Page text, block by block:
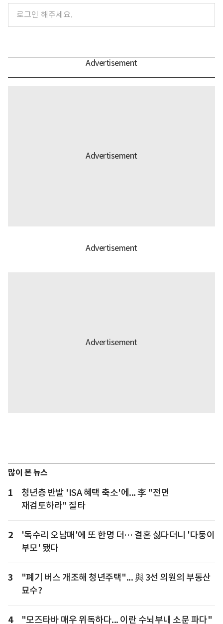
많이 본 뉴스
1
청년층 반발 'ISA 혜택 축소'에... 李 "전면
재검토하라" 질타
2
'독수리 오남매'에 또 한명 더… 결혼 싫다더니 '다둥이
부모' 됐다
3
"폐기 버스 개조해 청년주택"... 與 3선 의원의 부동산
묘수?
4 "모즈타바 매우 위독하다... 이란 수뇌부내 소문 파다"